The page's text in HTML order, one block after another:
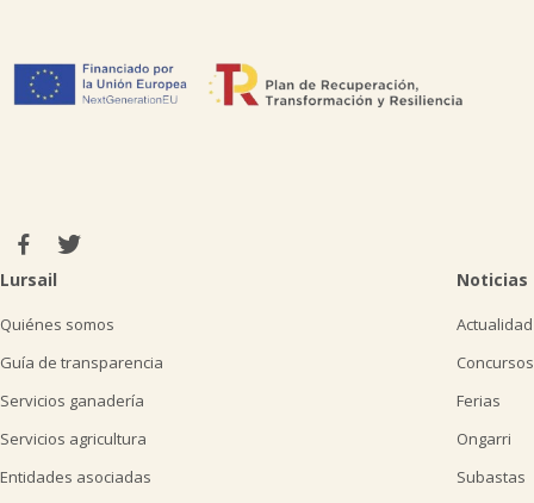
Lursail
Quiénes somos
Guía de transparencia
Servicios ganadería
Servicios agricultura
Entidades asociadas
Noticias
Actualidad
Concursos
Ferias
Ongarri
Subastas